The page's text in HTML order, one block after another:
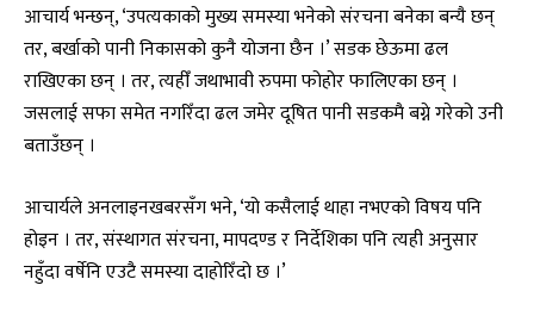
आचार्य भन्छन्, ‘उपत्यकाको मुख्य समस्या भनेको संरचना बनेका बन्यै छन्
तर, बर्खाको पानी निकासको कुनै योजना छैन ।’ सडक छेऊमा ढल
राखिएका छन् । तर, त्यहीँ जथाभावी रुपमा फोहोर फालिएका छन् ।
जसलाई सफा समेत नगरिँदा ढल जमेर दूषित पानी सडकमै बग्ने गरेको उनी
बताउँछन् ।
आचार्यले अनलाइनखबरसँग भने, ‘यो कसैलाई थाहा नभएको विषय पनि
होइन । तर, संस्थागत संरचना, मापदण्ड र निर्देशिका पनि त्यही अनुसार
नहुँदा वर्षेनि एउटै समस्या दाहोरिँदो छ ।’